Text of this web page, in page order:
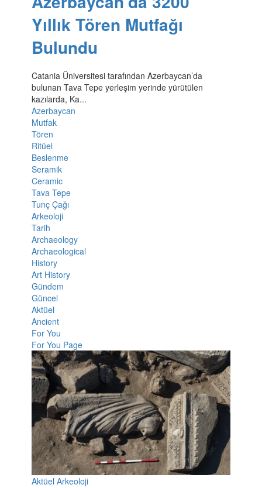
Yıllık Tören Mutfağı
Bulundu
Catania Üniversitesi tarafından Azerbaycan’da
bulunan Tava Tepe yerleşim yerinde yürütülen
kazılarda, Ka...
Azerbaycan
Mutfak
Tören
Ritüel
Beslenme
Seramik
Ceramic
Tava Tepe
Tunç Çağı
Arkeoloji
Tarih
Archaeology
Archaeological
History
Art History
Gündem
Güncel
Aktüel
Ancient
For You
For You Page
Aktüel Arkeoloji